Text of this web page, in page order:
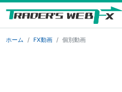
ホーム FX動画 個別動画